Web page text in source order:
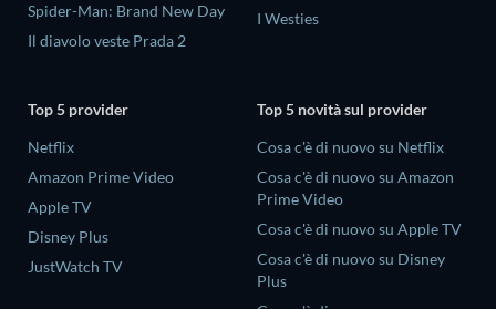
Spider-Man: Brand New Day
Il diavolo veste Prada 2
I Westies
Top 5 provider
Netflix
Amazon Prime Video
Apple TV
Disney Plus
JustWatch TV
Top 5 novità sul provider
Cosa c'è di nuovo su Netflix
Cosa c'è di nuovo su Amazon
Prime Video
Cosa c'è di nuovo su Apple TV
Cosa c'è di nuovo su Disney
Plus